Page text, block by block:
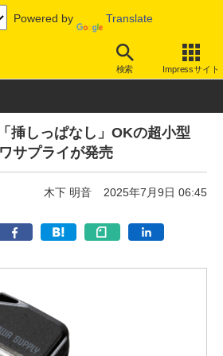
Powered by Translate
検索 Impressサイト
ウェア
挿しっぱなし」OKの超小型
サプライが発売
木下 明音 2025年7月9日 06:45